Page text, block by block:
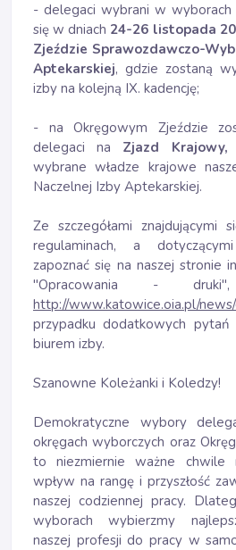
- delegaci wybrani w wyborach
się w dniach 24-26 listopada
Zjeździe Sprawozdawczo-
Aptekarskiej, gdzie zostaną
izby na kolejną IX. kadencję;
- na Okręgowym Zjeździe
delegaci na Zjazd Krajowy,
wybrane władze krajowe
Naczelnej Izby Aptekarskiej.
Ze szczegółami znajdującymi
regulaminach, a
zapoznać się na naszej stronie
"Opracowania -
http://www.katowice.oia.pl/
przypadku dodatkowych
biurem izby.
Szanowne Koleżanki i Koledzy!
Demokratyczne wybory
okręgach wyborczych oraz
to niezmiernie ważne chwile
wpływ na rangę i przyszłość
naszej codziennej pracy.
wyborach wybierzmy
naszej profesji do pracy w